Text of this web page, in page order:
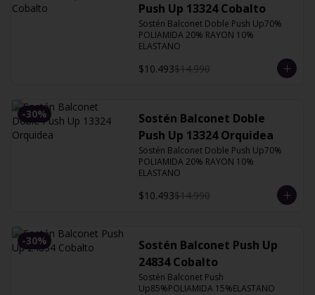
Push Up 13324 Cobalto
Sostén Balconet Doble Push Up70%
POLIAMIDA 20% RAYON 10%
ELASTANO
$10.493$14.990
-30%
Sostén Balconet Doble
Push Up 13324 Orquidea
Sostén Balconet Doble Push Up70%
POLIAMIDA 20% RAYON 10%
ELASTANO
$10.493$14.990
-30%
Sostén Balconet Push Up
24834 Cobalto
Sostén Balconet Push
Up85%POLIAMIDA 15%ELASTANO